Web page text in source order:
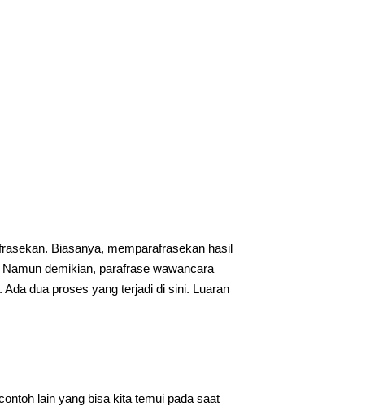
Biasanya, memparafrasekan hasil
demikian, parafrase wawancara
dua proses yang terjadi di sini. Luaran
lain yang bisa kita temui pada saat